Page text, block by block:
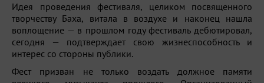
Идея проведения фестиваля, целиком посвященного
творчеству Баха, витала в воздухе и наконец нашла
воплощение — в прошлом году фестиваль дебютировал,
сегодня — подтверждает свою жизнеспособность и
интерес со стороны публики.
Фест призван не только воздать должное памяти